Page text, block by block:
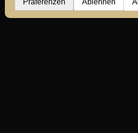
ImpressumDatenschutzerklärung